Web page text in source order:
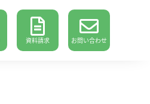
資料請求 お問い合わせ